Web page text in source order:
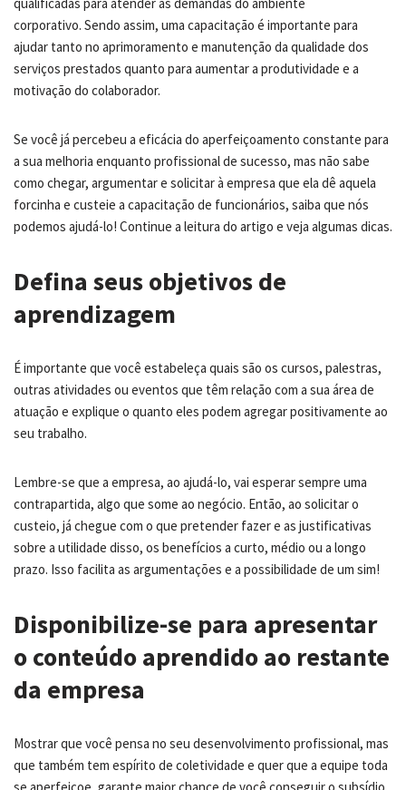
corporativo. Sendo assim, uma capacitação é importante para
ajudar tanto no aprimoramento e manutenção da qualidade dos
serviços prestados quanto para aumentar a produtividade e a
motivação do colaborador.
Se você já percebeu a eficácia do aperfeiçoamento constante para
a sua melhoria enquanto profissional de sucesso, mas não sabe
como chegar, argumentar e solicitar à empresa que ela dê aquela
forcinha e custeie a capacitação de funcionários, saiba que nós
podemos ajudá-lo! Continue a leitura do artigo e veja algumas dicas.
Defina seus objetivos de
aprendizagem
É importante que você estabeleça quais são os cursos, palestras,
outras atividades ou eventos que têm relação com a sua área de
atuação e explique o quanto eles podem agregar positivamente ao
seu trabalho.
Lembre-se que a empresa, ao ajudá-lo, vai esperar sempre uma
contrapartida, algo que some ao negócio. Então, ao solicitar o
custeio, já chegue com o que pretender fazer e as justificativas
sobre a utilidade disso, os benefícios a curto, médio ou a longo
prazo. Isso facilita as argumentações e a possibilidade de um sim!
Disponibilize-se para apresentar
o conteúdo aprendido ao restante
da empresa
Mostrar que você pensa no seu desenvolvimento profissional, mas
que também tem espírito de coletividade e quer que a equipe toda
se aperfeiçoe, garante maior chance de você conseguir o subsídio.